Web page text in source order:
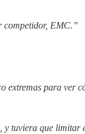
competidor, EMC.”
extremas para ver
y tuviera que